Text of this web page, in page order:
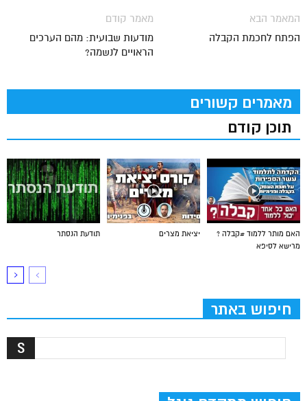
מאמר קודם
מודעות שבועית: מהם הערכים
הראויים לנשמה?
המאמר הבא
הפתח לחכמת הקבלה
מאמרים קשורים
תוכן קודם
תודעת הנסתר יציאת מצרים
האם מותר ללמוד #קבלה ?
מרישא לסיפא
חיפוש באתר